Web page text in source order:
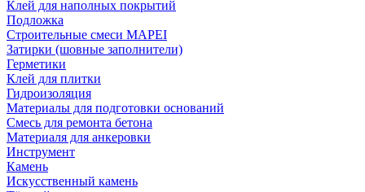
Клей для наполных покрытий
Подложка
Строительные смеси MAPEI
Затирки (шовные заполнители)
Герметики
Клей для плитки
Гидроизоляция
Материалы для подготовки оснований
Смесь для ремонта бетона
Материаля для анкеровки
Инструмент
Камень
Искусственный камень